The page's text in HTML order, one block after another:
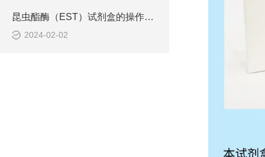
昆虫酯酶（EST）试剂盒的操作流程一般如下
2024-02-02